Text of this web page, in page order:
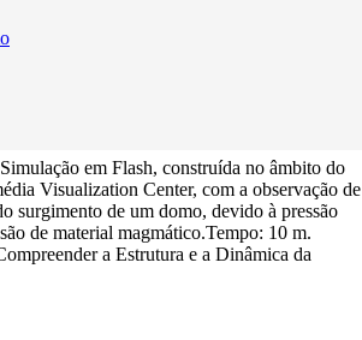
em Flash, construída no âmbito do
Visualization Center, com a observação de
surgimento de um domo, devido à pressão
de material magmático.Tempo: 10 m.
a Estrutura e a Dinâmica da